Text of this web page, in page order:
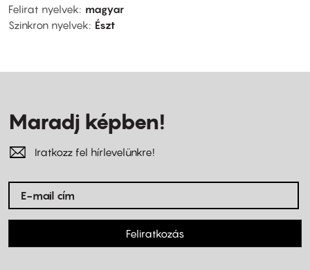
Felirat nyelvek
magyar
Szinkron nyelvek
Észt
Maradj képben!
Iratkozz fel hírlevelünkre!
Feliratkozás